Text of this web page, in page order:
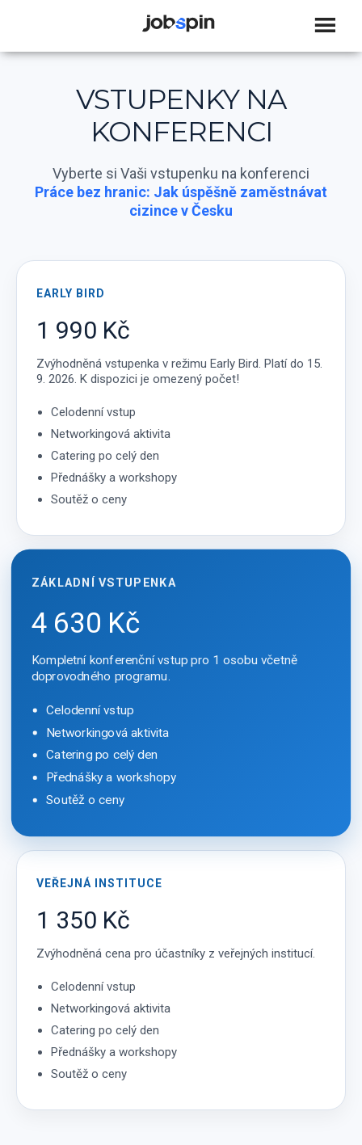
VSTUPENKY NA
KONFERENCI
Vyberte si Vaši vstupenku na konferenci
Práce bez hranic: Jak úspěšně zaměstnávat
cizince v Česku
EARLY BIRD
1 990 Kč
Zvýhodněná vstupenka v režimu Early Bird. Platí do 15.
9. 2026. K dispozici je omezený počet!
Celodenní vstup
Networkingová aktivita
Catering po celý den
Přednášky a workshopy
Soutěž o ceny
ZÁKLADNÍ VSTUPENKA
4 630 Kč
Kompletní konferenční vstup pro 1 osobu včetně
doprovodného programu.
Celodenní vstup
Networkingová aktivita
Catering po celý den
Přednášky a workshopy
Soutěž o ceny
VEŘEJNÁ INSTITUCE
1 350 Kč
Zvýhodněná cena pro účastníky z veřejných institucí.
Celodenní vstup
Networkingová aktivita
Catering po celý den
Přednášky a workshopy
Soutěž o ceny